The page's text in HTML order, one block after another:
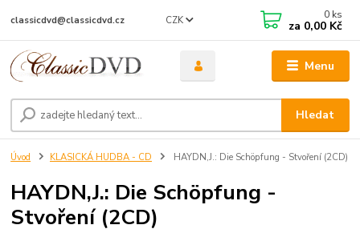
Menu
CZK
Hledat
classicdvd@classicdvd.cz 0 ks
za 0,00 Kč
Úvod KLASICKÁ HUDBA - CD HAYDN,J.: Die Schöpfung - Stvoření (2CD)
HAYDN,J.: Die Schöpfung -
Stvoření (2CD)